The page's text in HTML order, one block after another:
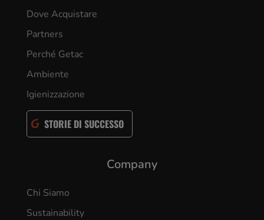
Dove Acquistare
Partners
Perché Getac
Ambiente
Igienizzazione
STORIE DI SUCCESSO
Company
Chi Siamo
Sustainability